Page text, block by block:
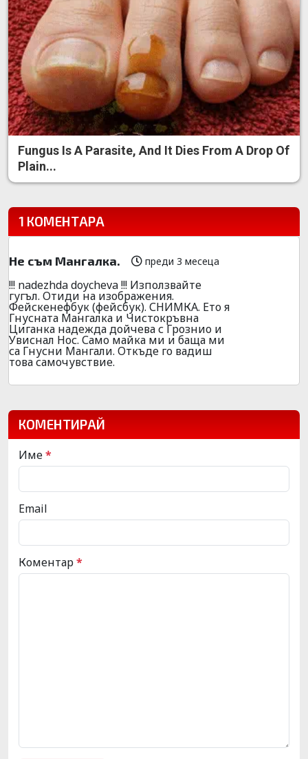
Fungus Is A Parasite, And It Dies From A Drop Of
Plain...
1 КОМЕНТАРА
Не съм Мангалка. преди 3 месеца
!!! nadezhda doycheva !!! Използвайте
гугъл. Отиди на изображения.
Фейскенефбук (фейсбук). СНИМКА. Ето я
Гнусната Мангалка и Чистокръвна
Циганка надежда дойчева с Грознио и
Увиснал Нос. Само майка ми и баща ми
са Гнусни Мангали. Откъде го вадиш
това самочувствие.
КОМЕНТИРАЙ
Име*
Email
Коментар*